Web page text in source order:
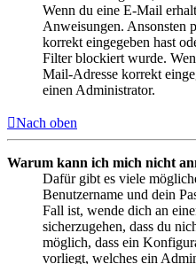
Wenn du eine E-Mail
Anweisungen. Ansonsten
korrekt eingegeben hast
Filter blockiert wurde.
Mail-Adresse korrekt
einen Administrator.
Nach oben
Warum kann ich mich nicht
Dafür gibt es viele
Benutzername und dein
Fall ist, wende dich an
sicherzugehen, dass du
möglich, dass ein
vorliegt, welches ein